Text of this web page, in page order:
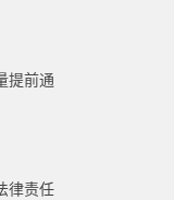
提前通
律责任